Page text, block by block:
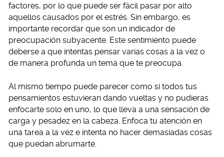
factores, por lo que puede ser fácil pasar por alto
aquellos causados por el estrés. Sin embargo, es
importante recordar que son un indicador de
preocupación subyacente. Este sentimiento puede
deberse a que intentas pensar varias cosas a la vez o
de manera profunda un tema que te preocupa.
Al mismo tiempo puede parecer como si todos tus
pensamientos estuvieran dando vueltas y no pudieras
enfocarte solo en uno, lo que lleva a una sensación de
carga y pesadez en la cabeza. Enfoca tu atención en
una tarea a la vez e intenta no hacer demasiadas cosas
que puedan abrumarte.